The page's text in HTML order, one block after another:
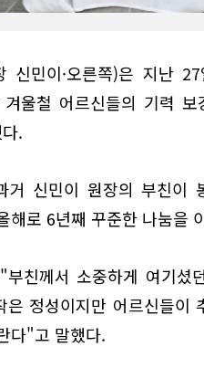
신민이·오른쪽)은 지난
울철 어르신들의 기력
.
거 신민이 원장의 부친이
해로 6년째 꾸준한 나눔을
친께서 소중하게 여기
정성이지만 어르신들이
다"고 말했다.